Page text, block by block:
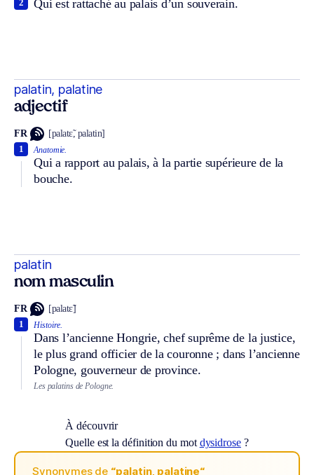
Qui est rattaché au palais d’un souverain.
2
palatin, palatine
adjectif
FR [palatɛ̃, palatin]
Anatomie.
Qui a rapport au palais, à la partie supérieure de la
bouche.
1
palatin
nom masculin
FR [palatɛ̃]
Histoire.
Dans l’ancienne Hongrie, chef suprême de la justice,
le plus grand officier de la couronne ; dans l’ancienne
Pologne, gouverneur de province.
1
Les palatins de Pologne.
À découvrir
Quelle est la définition du mot dysidrose?
Synonymes de “palatin, palatine“